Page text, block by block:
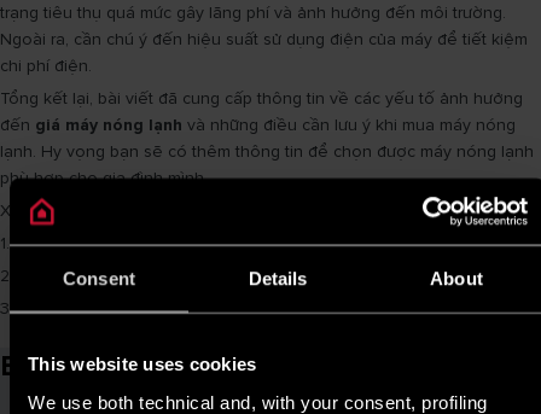
Consent Details About
This website uses cookies
We use both technical and, with your consent, profiling
trạng tiêu thụ quá mức gây lãng phí và ảnh hưởng đến môi trường.
Ngoài ra, cần chú ý đến hiệu suất sử dụng điện của máy để tiết kiệm
chi phí điện.
Tổng kết lại, bài viết đã cung cấp thông tin về các yếu tố ảnh hưởng
đến giá máy nóng lạnh và những điều cần lưu ý khi mua máy nóng
lạnh. Hy vọng bạn sẽ có thêm thông tin để chọn được máy nóng lạnh
phù hợp cho gia đình mình.
Xem thêm các bài viết khác:
1.Máy nước nóng giá bao nhiêu? Tìm hiểu các loại phổ biến hiện nay
2.
Bình nóng lạnh Ariston 30L giá bao nhiêu ? Loại nào sử dụng tốt
3.Top 4 bình nóng lạnh Ariston giá cả phải chăng đáng mua nhất
Bài viết liên quan